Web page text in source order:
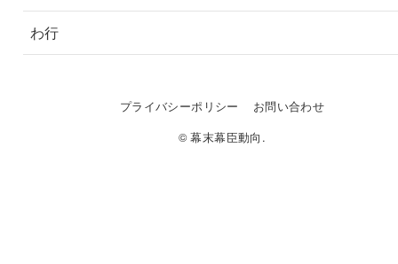
わ行
プライバシーポリシー
お問い合わせ
© 幕末幕臣動向.